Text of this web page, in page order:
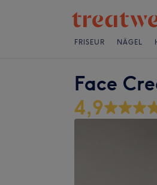
FRISEUR NÄGEL
Face
4,9